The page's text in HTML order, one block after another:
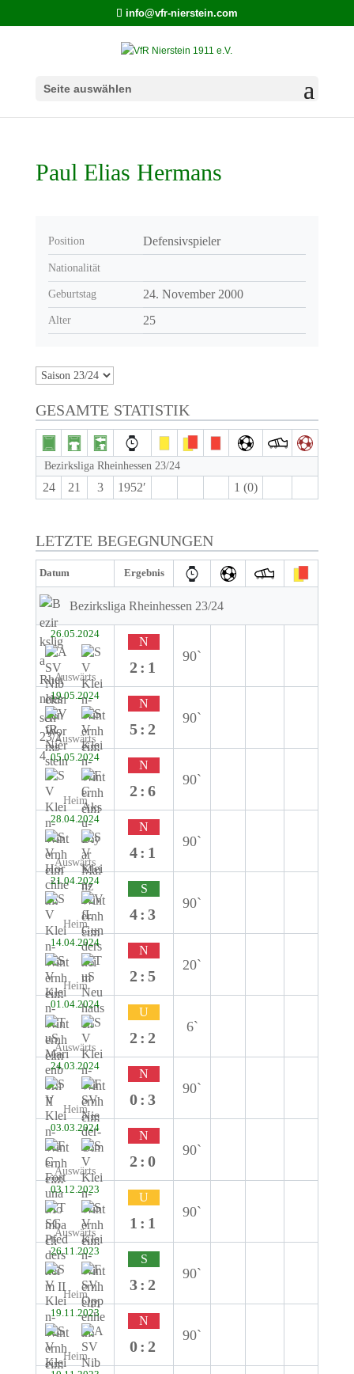
info@vfr-nierstein.com
Seite auswählen
Paul Elias Hermans
Position Defensivspieler
Nationalität
Geburtstag 24. November 2000
Alter 25
GESAMTE STATISTIK
Bezirksliga Rheinhessen 23/24
24 21 3 1952′ 1 (0)
LETZTE BEGEGNUNGEN
Datum Ergebnis
Bezirksliga Rheinhessen 23/24
26.05.2024
Auswärts
N
2:1
90`
19.05.2024
Auswärts
N
5:2
90`
05.05.2024
Heim
N
2:6
90`
28.04.2024
Auswärts
N
4:1
90`
21.04.2024
Heim
S
4:3
90`
14.04.2024
Heim
N
2:5
20`
01.04.2024
Auswärts
U
2:2
6`
24.03.2024
Heim
N
0:3
90`
03.03.2024
Auswärts
N
2:0
90`
03.12.2023
Auswärts
U
1:1
90`
26.11.2023
Heim
S
3:2
90`
19.11.2023
Heim
N
0:2
90`